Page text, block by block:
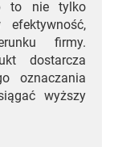
to nie tylko
firmy.
dostarcza
oznaczania
wyższy